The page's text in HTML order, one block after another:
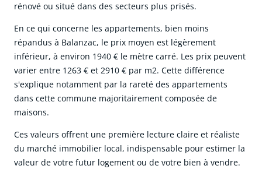
rénové ou situé dans des secteurs plus prisés.
En ce qui concerne les appartements, bien moins
répandus à Balanzac, le prix moyen est légèrement
inférieur, à environ 1940 € le mètre carré. Les prix peuvent
varier entre 1263 € et 2910 € par m2. Cette différence
s'explique notamment par la rareté des appartements
dans cette commune majoritairement composée de
maisons.
Ces valeurs offrent une première lecture claire et réaliste
du marché immobilier local, indispensable pour estimer la
valeur de votre futur logement ou de votre bien à vendre.